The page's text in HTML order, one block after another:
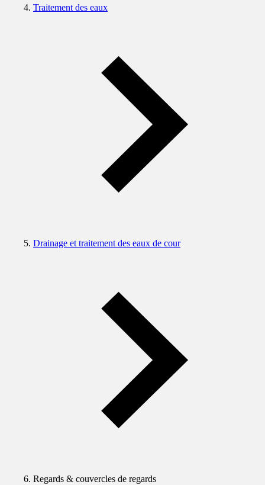
Traitement des eaux
Drainage et traitement des eaux de cour
Regards & couvercles de regards